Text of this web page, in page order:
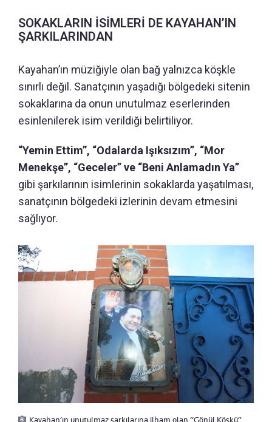
SOKAKLARIN İSİMLERİ DE KAYAHAN’IN
ŞARKILARINDAN
Kayahan’ın müziğiyle olan bağ yalnızca köşkle
sınırlı değil. Sanatçının yaşadığı bölgedeki sitenin
sokaklarına da onun unutulmaz eserlerinden
esinlenilerek isim verildiği belirtiliyor.
“Yemin Ettim”, “Odalarda Işıksızım”, “Mor
Menekşe”, “Geceler” ve “Beni Anlamadın Ya”
gibi şarkılarının isimlerinin sokaklarda yaşatılması,
sanatçının bölgedeki izlerinin devam etmesini
sağlıyor.
Kayahan’ın unutulmaz şarkılarına ilham olan “Gönül Köşkü”